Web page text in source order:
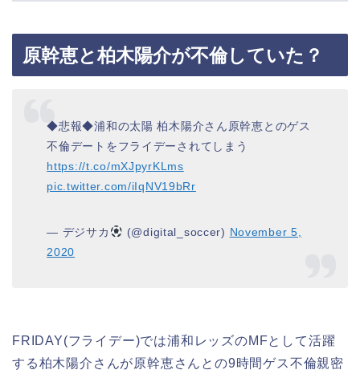
原幹恵と柏木陽介が不倫していた？
◆悲報◆浦和の太陽 柏木陽介さん原幹恵とのゲス
不倫デートをフライデーされてしまう
https://t.co/mXJpyrKLms
pic.twitter.com/iIqNV19bRr
— デジサカ (@digital_soccer) November 5,
2020
FRIDAY(フライデー)では浦和レッズのMFとして活躍
する柏木陽介さんが原幹恵さんとの9時間ゲス不倫親密